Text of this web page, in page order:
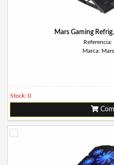
Mars Gaming
Referencia:
Marca:
Stock: 0